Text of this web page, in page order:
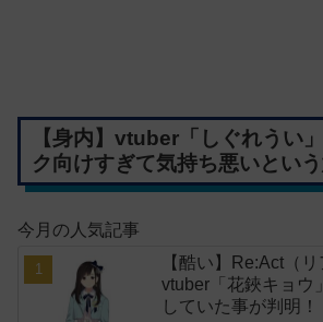
【身内】vtuber「しぐれうい
ク向けすぎて気持ち悪いとい
今月の人気記事
【酷い】Re:Act（
vtuber「花鋏キョウ
していた事が判明！